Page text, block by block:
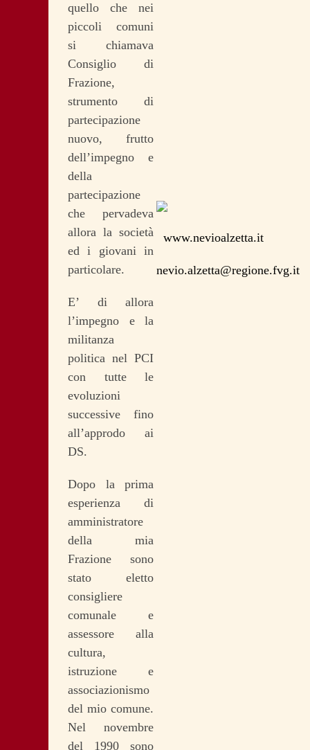
quello che nei
piccoli comuni
si chiamava
Consiglio di
Frazione,
strumento di
partecipazione
nuovo, frutto
dell’impegno e
della
partecipazione
che pervadeva
allora la società
ed i giovani in
particolare.
E’ di allora
l’impegno e la
militanza
politica nel PCI
con tutte le
evoluzioni
successive fino
all’approdo ai
DS.
Dopo la prima
esperienza di
amministratore
della mia
Frazione sono
stato eletto
consigliere
comunale e
assessore alla
cultura,
istruzione e
associazionismo
del mio comune.
Nel novembre
del 1990 sono
www.nevioalzetta.it
nevio.alzetta@regione.fvg.it